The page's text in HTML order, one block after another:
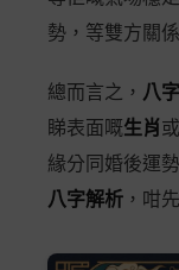
勢，等雙方關
總而言之， 八
睇表面嘅生肖
緣分同婚後運
八字解析 ，咁